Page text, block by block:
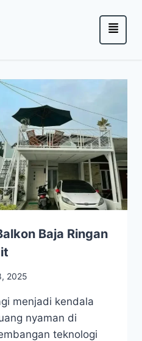
Baja Ringan
2025
menjadi kendala
nyaman di
teknologi